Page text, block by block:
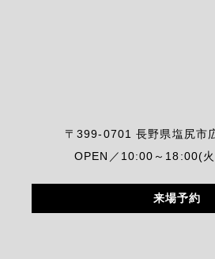
〒399-0701 長野県塩尻市
OPEN／10:00～18:00(
来場予約